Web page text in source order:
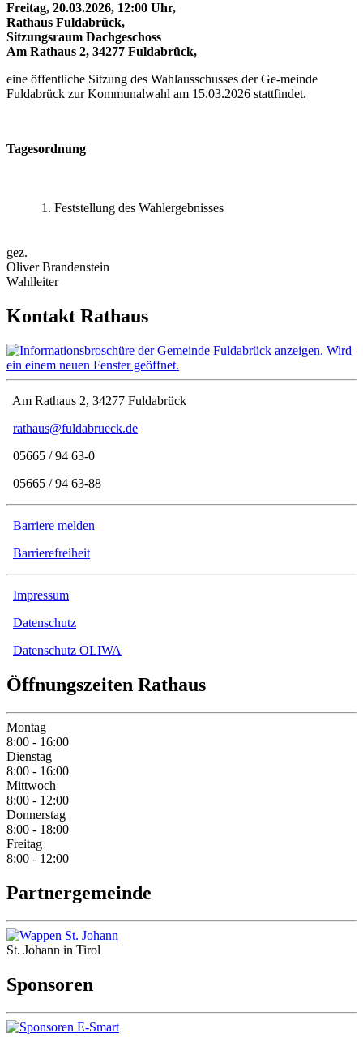
Freitag, 20.03.2026, 12:00 Uhr,
Rathaus Fuldabrück,
Sitzungsraum Dachgeschoss
Am Rathaus 2, 34277 Fuldabrück,
eine öffentliche Sitzung des Wahlausschusses der Ge-meinde
Fuldabrück zur Kommunalwahl am 15.03.2026 stattfindet.
Tagesordnung
1. Feststellung des Wahlergebnisses
gez.
Oliver Brandenstein
Wahlleiter
Kontakt Rathaus
Am Rathaus 2, 34277 Fuldabrück
rathaus@fuldabrueck.de
05665 / 94 63-0
05665 / 94 63-88
Barriere melden
Barrierefreiheit
Impressum
Datenschutz
Datenschutz OLIWA
Öffnungszeiten Rathaus
Montag
8:00 - 16:00
Dienstag
8:00 - 16:00
Mittwoch
8:00 - 12:00
Donnerstag
8:00 - 18:00
Freitag
8:00 - 12:00
Partnergemeinde
St. Johann in Tirol
Sponsoren